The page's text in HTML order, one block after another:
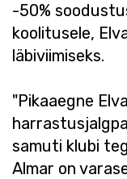
-50%
koolitusele,
läbiviimiseks.
"Pikaaegne
samuti klubi
Almar on